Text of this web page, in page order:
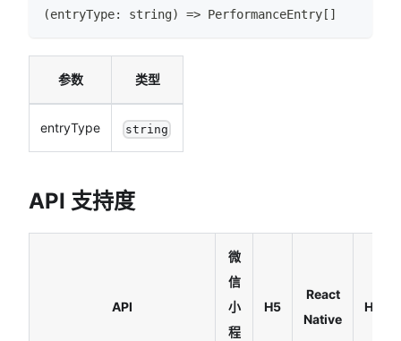
(entryType: string) => PerformanceEntry [ ]
参数 类型
entryType string
API 支持度
API
微
信
小
程
H5
React
Native